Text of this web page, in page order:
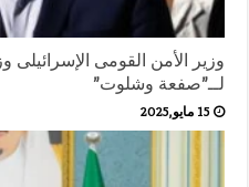
وزير الأمن القومى
لــ”صفعة وشلوت”
15 مايو,2025